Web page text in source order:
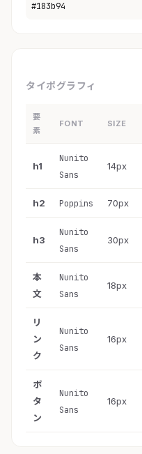
#183b94
タイポグラフィ
要
素
FONT SIZE
h1
Nunito
Sans
14px
h2 Poppins 70px
h3
Nunito
Sans
30px
本
文
Nunito
Sans
18px
リ
ン
ク
Nunito
Sans
16px
ボ
タ
ン
Nunito
Sans
16px